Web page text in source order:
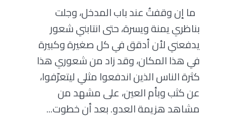
ما إن وقفتُ عند باب المدخل، وجلت
بناظري يمنة ويسرة، حتى انتابني شعور
يدفعني لأن أدقق في كل صغيرة وكبيرة
في هذا المكان، وقد زاد من شعوري هذا
كثرة الناس الذين اندفعوا مثلي ليتعرّفوا،
عن كثب وبأم العين، على مشهد من
مشاهد هزيمة العدو. بعد أن خطوت...